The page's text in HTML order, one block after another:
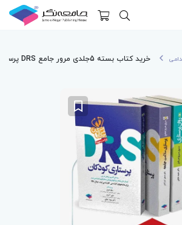
خرید کتاب بسته 5جلدی مرور جامع DRS پرستاری